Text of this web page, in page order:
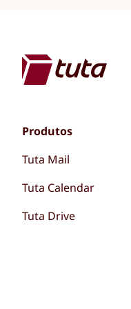
Produtos
Tuta Mail
Tuta Calendar
Tuta Drive